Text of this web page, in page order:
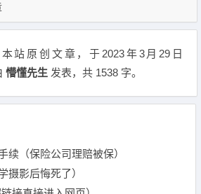
本站原创文章，于2023年3月29日
懵懂先生 发表，共 1538 字。
续（保险公司理赔被保）
摄影后悔死了）